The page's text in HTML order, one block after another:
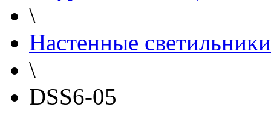
\
Настенные светильники
\
DSS6-05